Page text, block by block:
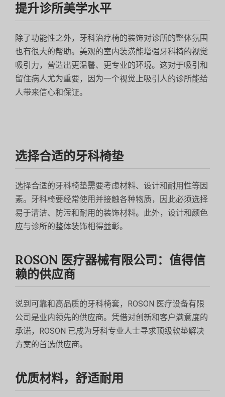
提升诊所美学水平
除了功能性之外，牙科治疗椅的装饰对诊所的整体氛围
也有很大的帮助。美观的室内装潢能增强牙科椅的视觉
吸引力，营造出更温馨、更专业的环境。这对于吸引和
留住病人尤为重要，因为一个视觉上吸引人的诊所能给
人带来信心和保证。
选择合适的牙科椅垫
选择合适的牙科椅垫需要考虑材料、设计和耐用性等因
素。牙科椅要经常使用并接触各种物质，因此必须选择
易于清洁、防污和耐用的装饰材料。此外，设计和颜色
应与诊所的整体装饰相得益彰。
ROSON 医疗器械有限公司：值得信
赖的供应商
说到可靠和高品质的牙科椅套，ROSON 医疗设备有限
公司是业内领先的供应商。凭借对创新和客户满意度的
承诺，ROSON 已成为牙科专业人士寻求顶级软垫解决
方案的首选供应商。
优质材料，舒适耐用